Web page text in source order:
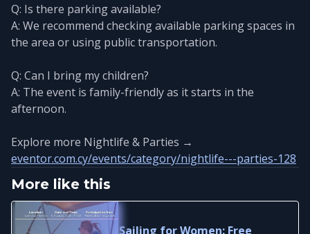
Q: Is there parking available?
A: We recommend checking available parking spaces in
the area or using public transportation.
Q: Can I bring my children?
A: The event is family-friendly as it starts in the
afternoon.
Explore more Nightlife & Parties →
eventor.com.cy/events/category/nightlife---parties-128
More like this
Sailing for Women: Free